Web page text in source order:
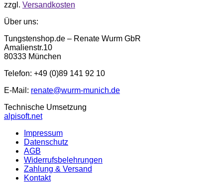
zzgl. Versandkosten
Über uns:
Tungstenshop.de – Renate Wurm GbR
Amalienstr.10
80333 München
Telefon: +49 (0)89 141 92 10
E-Mail: renate@wurm-munich.de
Technische Umsetzung
alpisoft.net
Impressum
Datenschutz
AGB
Widerrufsbelehrungen
Zahlung & Versand
Kontakt